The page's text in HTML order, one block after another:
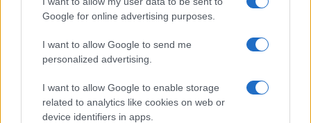
Google for online advertising purposes.
I want to allow Google to send me
personalized advertising.
I want to allow Google to enable storage
related to analytics like cookies on web or
device identifiers in apps.
Νοέμβριο του 2028 η έναρξη
λειτουργίας